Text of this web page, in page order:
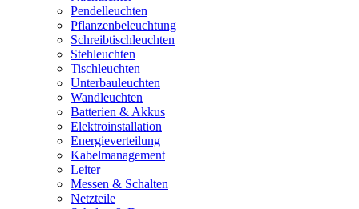
Pendelleuchten
Pflanzenbeleuchtung
Schreibtischleuchten
Stehleuchten
Tischleuchten
Unterbauleuchten
Wandleuchten
Batterien & Akkus
Elektroinstallation
Energieverteilung
Kabelmanagement
Leiter
Messen & Schalten
Netzteile